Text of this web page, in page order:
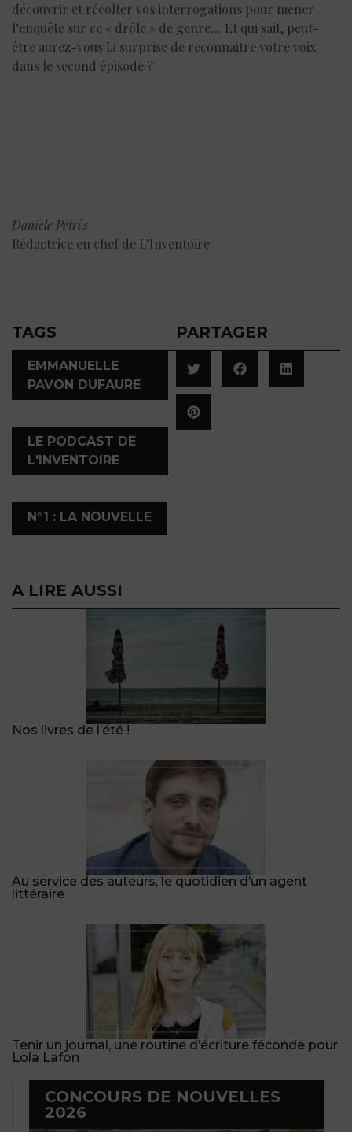
découvrir et récolter vos interrogations pour mener
l’enquête sur ce « drôle » de genre… Et qui sait, peut-
être aurez-vous la surprise de reconnaitre votre voix
dans le second épisode ?
Danièle Pétrès
Rédactrice en chef de L’Inventoire
TAGS
EMMANUELLE
PAVON DUFAURE
LE PODCAST DE
L'INVENTOIRE
N°1 : LA NOUVELLE
PARTAGER
A LIRE AUSSI
Nos livres de l’été !
Au service des auteurs, le quotidien d’un agent
littéraire
Tenir un journal, une routine d’écriture féconde pour
Lola Lafon
CONCOURS DE NOUVELLES
2026